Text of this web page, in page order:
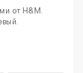
от H&M.